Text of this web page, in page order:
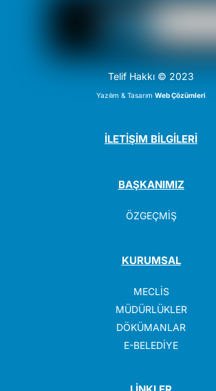
Telif Hakkı © 2023
Yazılım & TasarımWeb Çözümleri
İLETİŞİM BİLGİLERİ
BAŞKANIMIZ
ÖZGEÇMİŞ
KURUMSAL
MECLİS
MÜDÜRLÜKLER
DÖKÜMANLAR
E-BELEDİYE